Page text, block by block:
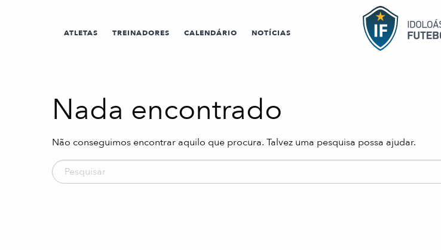
ATLETAS TREINADORES CALENDÁRIO NOTÍCIAS
Nada encontrado
Não conseguimos encontrar aquilo que procura. Talvez uma pesquisa possa ajudar.